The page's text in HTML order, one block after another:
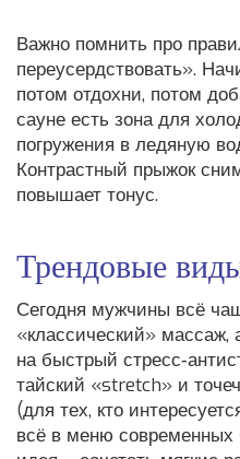
Важно помнить про
переусердствовать».
потом отдохни, потом
сауне есть зона для
погружения в ледяную
Контрастный прыжок
повышает тонус.
Трендовые
Сегодня мужчины всё
«классический» массаж,
на быстрый
тайский «stretch» и
(для тех, кто
всё в меню современных